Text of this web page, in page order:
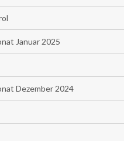
Januar 2025
Dezember 2024